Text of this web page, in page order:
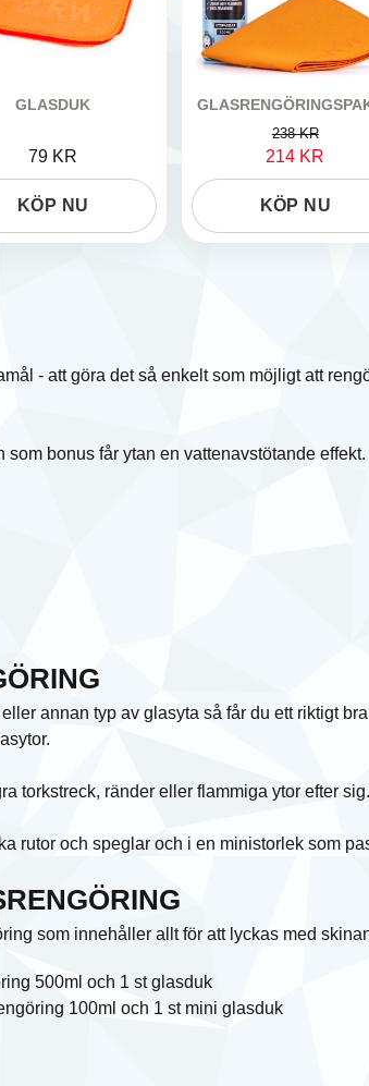
GLASDUK
79 KR
KÖP NU
GÖRDETMEDRW
238 KR
214 KR
KÖP NU
- att göra det så enkelt som möjligt att
bonus får ytan en vattenavstötande effekt.
eller annan typ av glasyta så får du ett riktigt
torkstreck, ränder eller flammiga ytor efter
rutor och speglar och i en ministorlek som
som innehåller allt för att lyckas med
500ml och 1 st glasduk
100ml och 1 st mini glasduk